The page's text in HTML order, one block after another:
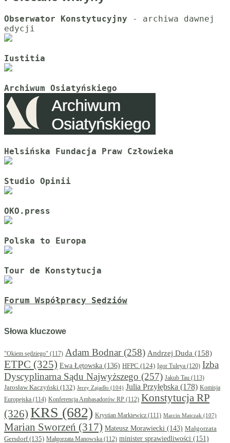
Obserwator Konstytucyjny - archiwa dawnej
Iustitia
Archiwum Osiatyńskiego
Helsińska Fundacja Praw Człowieka
Studio Opinii
OKO.press
Polska to Europa
Tour de Konstytucja
Forum Współpracy Sędziów
Słowa kluczowe
"Okiem sędziego" (117) Adam Bodnar(258) Andrzej Duda (158)
ETPC (325) Ewa Łętowska (136) HFPC (124) Igor Tuleya (120) Izba
Dyscyplinarna Sądu Najwyższego (257) Jakub Tau (113)
Jarosław Kaczyński (132) Jerzy Zajadło (104) Julia Przyłębska (178) Komisja
Europejska (114) Konferencja Ambasadorów RP (112) Konstytucja RP
(326) KRS (682) Krystian Markiewicz (111) Marcin Matczak (107)
Marian Sworzeń (317) Mateusz Morawiecki (143) Małgorzata
Gersdorf(135) Małgorzata Manowska (112) minister sprawiedliwości (151)